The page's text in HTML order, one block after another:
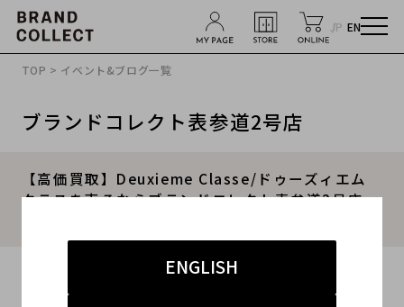
JP EN
ENGLISH
TOP > イベント&ブログ一覧
ブランドコレクト表参道2号店
【高価買取】Deuxieme Classe/ドゥーズィエム
クラスを売るならブランドコレクト表参道2号店